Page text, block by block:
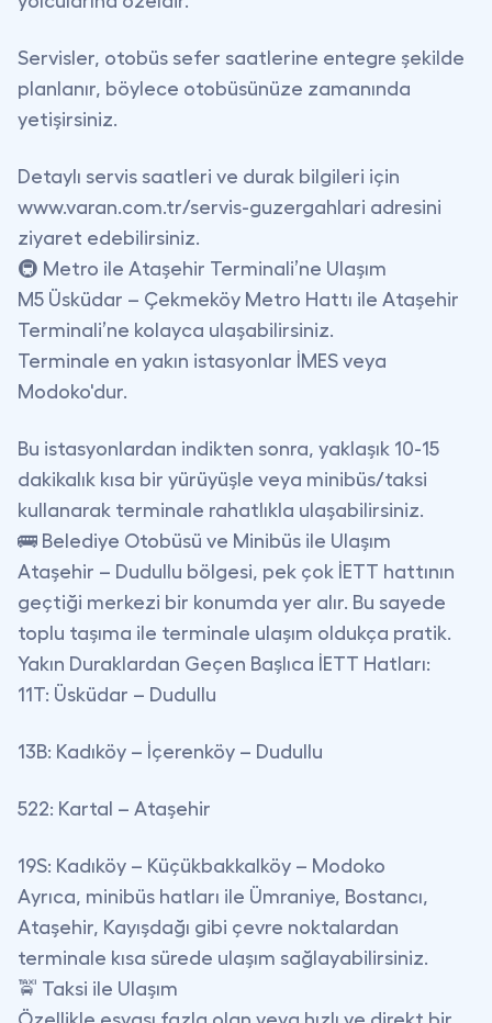
Servisler, otobüs sefer saatlerine entegre şekilde
planlanır, böylece otobüsünüze zamanında
yetişirsiniz.
Detaylı servis saatleri ve durak bilgileri için
www.varan.com.tr/servis-guzergahlari adresini
ziyaret edebilirsiniz.
🚇 Metro ile Ataşehir Terminali’ne Ulaşım
M5 Üsküdar – Çekmeköy Metro Hattı ile Ataşehir
Terminali’ne kolayca ulaşabilirsiniz.
Terminale en yakın istasyonlar
İMES veya
Modoko'dur.
Bu istasyonlardan indikten sonra, yaklaşık 10-15
dakikalık kısa bir yürüyüşle veya minibüs/taksi
kullanarak terminale rahatlıkla ulaşabilirsiniz.
🚌 Belediye Otobüsü ve Minibüs ile Ulaşım
Ataşehir – Dudullu bölgesi, pek çok İETT hattının
geçtiği merkezi bir konumda yer alır. Bu sayede
toplu taşıma ile terminale ulaşım oldukça pratik.
Yakın Duraklardan Geçen Başlıca İETT Hatları:
11T: Üsküdar – Dudullu
13B: Kadıköy – İçerenköy – Dudullu
522: Kartal – Ataşehir
19S: Kadıköy – Küçükbakkalköy – Modoko
Ayrıca, minibüs hatları ile Ümraniye, Bostancı,
Ataşehir, Kayışdağı gibi çevre noktalardan
terminale kısa sürede ulaşım sağlayabilirsiniz.
🚖 Taksi ile Ulaşım